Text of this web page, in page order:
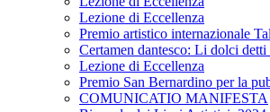
Lezione di Eccellenza
Premio artistico internazionale
Certamen dantesco: Li dolci detti
Lezione di Eccellenza
Premio San Bernardino per la
COMUNICATIO MANIFESTA